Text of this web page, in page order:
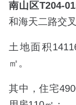
南山区T204-
和海天二路交
土地面积
㎡。
其中，住宅